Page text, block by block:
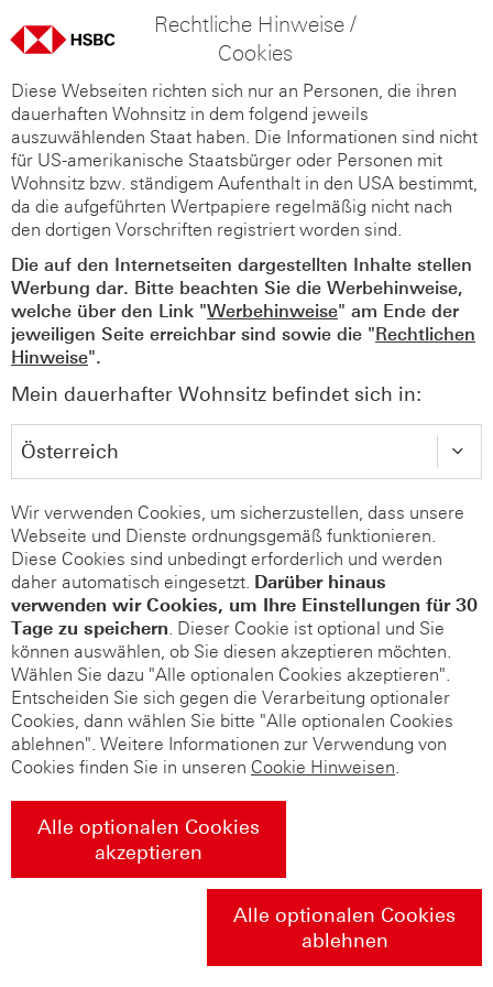
Rechtliche Hinweise /
Cookies
Diese Webseiten richten sich nur an Personen, die ihren
dauerhaften Wohnsitz in dem folgend jeweils
auszuwählenden Staat haben. Die Informationen sind nicht
für US-amerikanische Staatsbürger oder Personen mit
Wohnsitz bzw. ständigem Aufenthalt in den USA bestimmt,
da die aufgeführten Wertpapiere regelmäßig nicht nach
den dortigen Vorschriften registriert worden sind.
Die auf den Internetseiten dargestellten Inhalte stellen
Werbung dar. Bitte beachten Sie die Werbehinweise,
welche über den Link "Werbehinweise" am Ende der
jeweiligen Seite erreichbar sind sowie die "Rechtlichen
Hinweise".
Mein dauerhafter Wohnsitz befindet sich in:
Wir verwenden Cookies, um sicherzustellen, dass unsere
Webseite und Dienste ordnungsgemäß funktionieren.
Diese Cookies sind unbedingt erforderlich und werden
daher automatisch eingesetzt. Darüber hinaus
verwenden wir Cookies, um Ihre Einstellungen für 30
Tage zu speichern. Dieser Cookie ist optional und Sie
können auswählen, ob Sie diesen akzeptieren möchten.
Wählen Sie dazu "Alle optionalen Cookies akzeptieren".
Entscheiden Sie sich gegen die Verarbeitung optionaler
Cookies, dann wählen Sie bitte "Alle optionalen Cookies
ablehnen". Weitere Informationen zur Verwendung von
Cookies finden Sie in unseren Cookie Hinweisen.
Alle optionalen Cookies
akzeptieren
Alle optionalen Cookies
ablehnen